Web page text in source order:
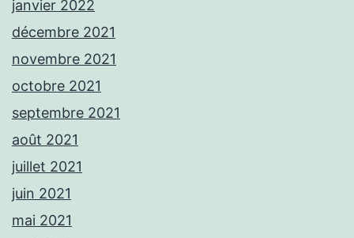
janvier 2022
décembre 2021
novembre 2021
octobre 2021
septembre 2021
août 2021
juillet 2021
juin 2021
mai 2021